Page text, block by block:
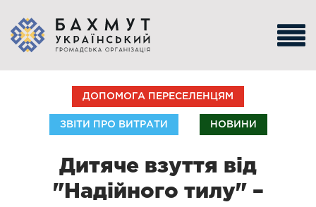
ДОПОМОГА ПЕРЕСЕЛЕНЦЯМ
ЗВІТИ ПРО ВИТРАТИ НОВИНИ
Дитяче взуття від
"Надійного тилу" –